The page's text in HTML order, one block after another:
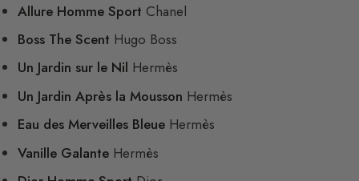
Allure Homme Sport Chanel
Boss The Scent Hugo Boss
Un Jardin sur le Nil Hermès
Un Jardin Après la Mousson Hermès
Eau des Merveilles Bleue Hermès
Vanille Galante Hermès